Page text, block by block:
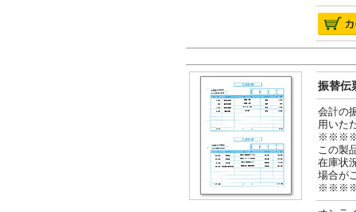
振替伝
会計の
用いた
この製
在庫状
場合が